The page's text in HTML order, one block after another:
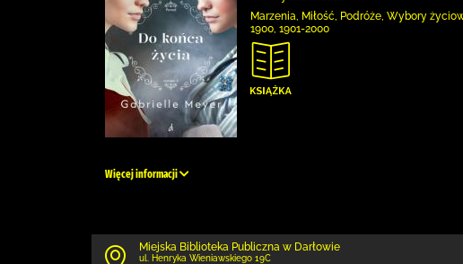
Marzenia, Miłość, Podróże, Wybory
1900, 1901-2000
Więcej informacji
Miejska Biblioteka Publiczna w Darłowie
ul. Henryka Wieniawskiego 19C